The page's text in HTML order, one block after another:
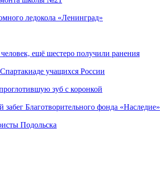
ледокола «Ленинград»
ещё шестеро получили ранения
учащихся России
зуб с коронкой
Благотворительного фонда «Наследие»
Подольска